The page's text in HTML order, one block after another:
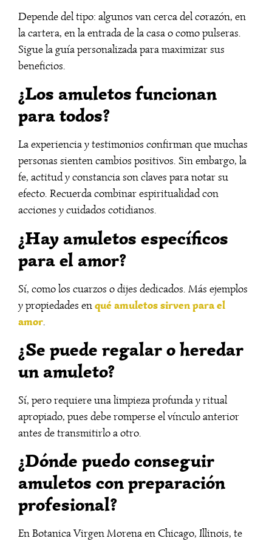
Depende del tipo: algunos van cerca del corazón, en
la cartera, en la entrada de la casa o como pulseras.
Sigue la guía personalizada para maximizar sus
beneficios.
¿Los amuletos funcionan
para todos?
La experiencia y testimonios confirman que muchas
personas sienten cambios positivos. Sin embargo, la
fe, actitud y constancia son claves para notar su
efecto. Recuerda combinar espiritualidad con
acciones y cuidados cotidianos.
¿Hay amuletos específicos
para el amor?
Sí, como los cuarzos o dijes dedicados. Más ejemplos
y propiedades enqué amuletos sirven para el
amor.
¿Se puede regalar o heredar
un amuleto?
Sí, pero requiere una limpieza profunda y ritual
apropiado, pues debe romperse el vínculo anterior
antes de transmitirlo a otro.
¿Dónde puedo conseguir
amuletos con preparación
profesional?
En Botanica Virgen Morena en Chicago, Illinois, te